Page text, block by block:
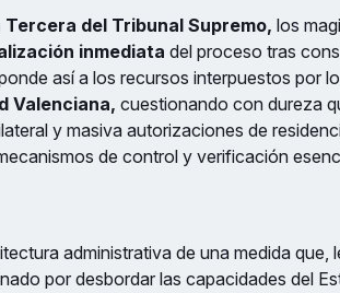
Tercera del Tribunal Supremo, los
inmediata del proceso tras
así a los recursos interpuestos por
Valenciana, cuestionando con dureza
y masiva autorizaciones de
de control y verificación
administrativa de una medida que,
por desbordar las capacidades del